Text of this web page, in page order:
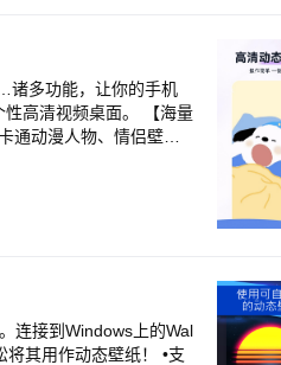
更有精选海量套图图
气爆款美图不再错过
内容多】 情感语录、心
扮&超个性】 壁纸多多
壁纸多多海量美图，随
诸多功能，让你的手机
通动漫人物、情侣壁
蔽、断开该内容的链
连接到Windows上的Wal
用作动态壁纸！ •支